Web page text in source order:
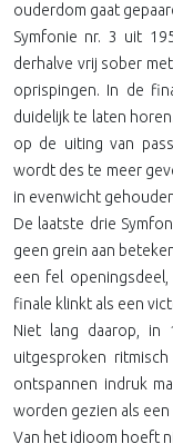
ouderdom gaat
Symfonie nr. 3 uit
derhalve vrij sober
oprispingen. In de
duidelijk te laten
op de uiting van
wordt des te meer
in evenwicht
De laatste drie
geen grein aan
een fel
finale klinkt als een
Niet lang daarop,
uitgesproken
ontspannen indruk
worden gezien als
Van het idioom hoeft